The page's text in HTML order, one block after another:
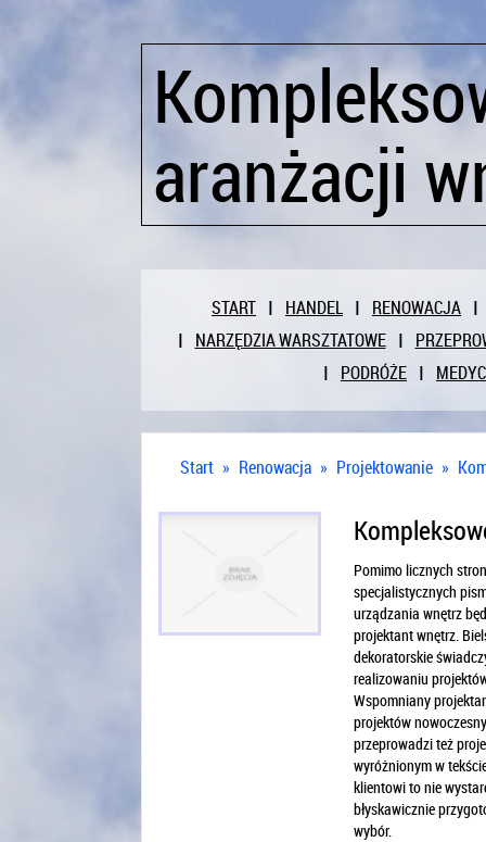
aranżacji
START HANDEL
RENOWACJA
NARZĘDZIA WARSZTATOWE
PODRÓŻE
Start » Renowacja » Projektowanie »
Pomimo licznych
specjalistycznych
urządzania wnętrz
projektant wnętrz.
dekoratorskie
realizowaniu
Wspomniany
projektów
przeprowadzi też
wyróżnionym w
klientowi to nie
błyskawicznie
wybór.